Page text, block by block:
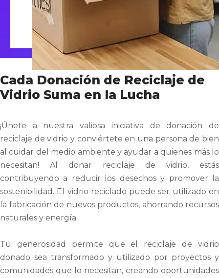
Cada Donación de Reciclaje de
Vidrio Suma en la Lucha
¡Únete a nuestra valiosa iniciativa de donación de
reciclaje de vidrio y conviértete en una persona de bien
al cuidar del medio ambiente y ayudar a quienes más lo
necesitan! Al donar reciclaje de vidrio, estás
contribuyendo a reducir los desechos y promover la
sostenibilidad. El vidrio reciclado puede ser utilizado en
la fabricación de nuevos productos, ahorrando recursos
naturales y energía.
Tu generosidad permite que el reciclaje de vidrio
donado sea transformado y utilizado por proyectos y
comunidades que lo necesitan, creando oportunidades